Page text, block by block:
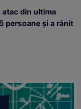
atac din ultima
persoane și a rănit